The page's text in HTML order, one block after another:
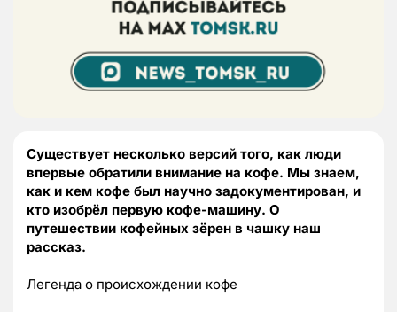
Существует несколько версий того, как люди
впервые обратили внимание на кофе. Мы знаем,
как и кем кофе был научно задокументирован, и
кто изобрёл первую кофе-машину. О
путешествии кофейных зёрен в чашку наш
рассказ.
Легенда о происхождении кофе